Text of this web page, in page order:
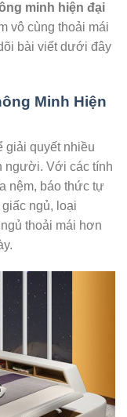
minh hiện đại
vô cùng thoải mái
bài viết dưới đây
Minh Hiện
giải quyết nhiều
người. Với các tính
nệm, báo thức tự
ngủ, loại
thoải mái hơn